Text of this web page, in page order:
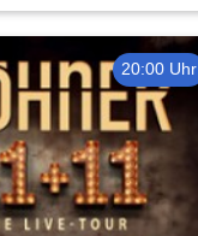
20:00 Uhr